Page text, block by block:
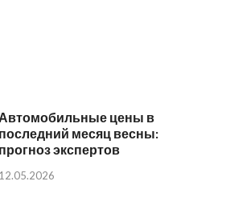
Автомобильные цены в
последний месяц весны:
прогноз экспертов
12.05.2026